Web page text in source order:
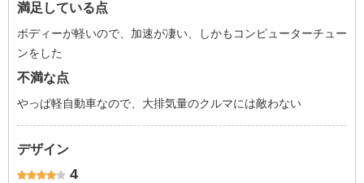
満足している点
ボディーが軽いので、加速が凄い、しかもコンピューターチュー
ンをした
不満な点
やっぱ軽自動車なので、大排気量のクルマには敵わない
デザイン
4